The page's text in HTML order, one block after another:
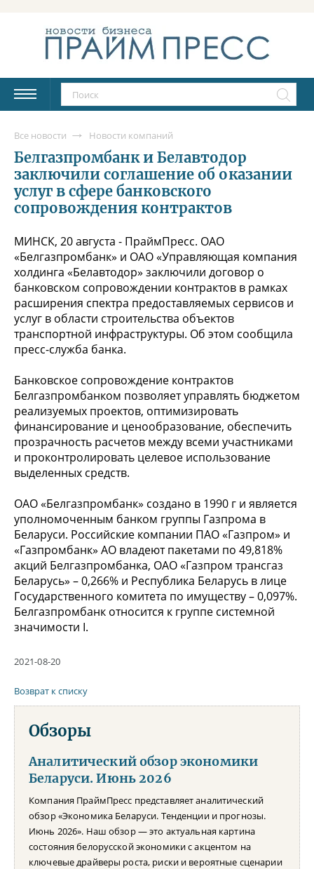
Все новости Новости компаний
Белгазпромбанк и Белавтодор
заключили соглашение об оказании
услуг в сфере банковского
сопровождения контрактов
МИНСК, 20 августа - ПраймПресс. ОАО
«Белгазпромбанк» и ОАО «Управляющая компания
холдинга «Белавтодор» заключили договор о
банковском сопровождении контрактов в рамках
расширения спектра предоставляемых сервисов и
услуг в области строительства объектов
транспортной инфраструктуры. Об этом сообщила
пресс-служба банка.
Банковское сопровождение контрактов
Белгазпромбанком позволяет управлять бюджетом
реализуемых проектов, оптимизировать
финансирование и ценообразование, обеспечить
прозрачность расчетов между всеми участниками
и проконтролировать целевое использование
выделенных средств.
ОАО «Белгазпромбанк» создано в 1990 г и является
уполномоченным банком группы Газпрома в
Беларуси. Российские компании ПАО «Газпром» и
«Газпромбанк» АО владеют пакетами по 49,818%
акций Белгазпромбанка, ОАО «Газпром трансгаз
Беларусь» – 0,266% и Республика Беларусь в лице
Государственного комитета по имуществу – 0,097%.
Белгазпромбанк относится к группе системной
значимости I.
2021-08-20
Возврат к списку
Обзоры
Аналитический обзор экономики
Беларуси. Июнь 2026
Компания ПраймПресс представляет аналитический
обзор «Экономика Беларуси. Тенденции и прогнозы.
Июнь 2026». Наш обзор — это актуальная картина
состояния белорусской экономики с акцентом на
ключевые драйверы роста, риски и вероятные сценарии